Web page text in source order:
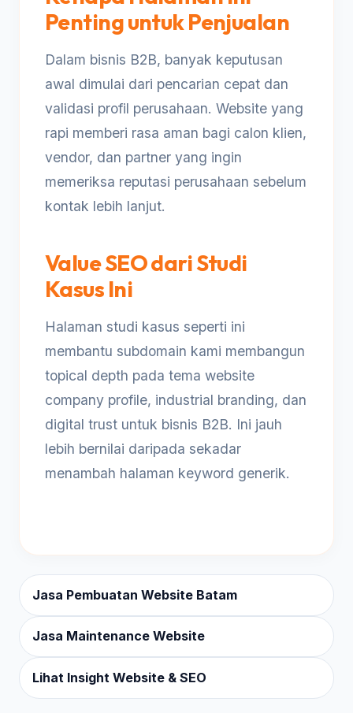
Penting untuk Penjualan
Dalam bisnis B2B, banyak keputusan
awal dimulai dari pencarian cepat dan
validasi profil perusahaan. Website yang
rapi memberi rasa aman bagi calon klien,
vendor, dan partner yang ingin
memeriksa reputasi perusahaan sebelum
kontak lebih lanjut.
Value SEO dari Studi
Kasus Ini
Halaman studi kasus seperti ini
membantu subdomain kami membangun
topical depth pada tema website
company profile, industrial branding, dan
digital trust untuk bisnis B2B. Ini jauh
lebih bernilai daripada sekadar
menambah halaman keyword generik.
Jasa Pembuatan Website Batam
Jasa Maintenance Website
Lihat Insight Website & SEO